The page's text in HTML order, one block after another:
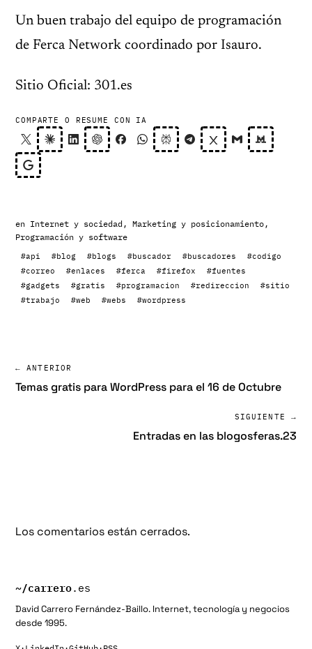
Un buen trabajo del equipo de programación
de Ferca Network coordinado por Isauro.
Sitio Oficial: 301.es
COMPARTE O RESUME CON IA
en Internet y sociedad , Marketing y posicionamiento,
Programación y software
#api #blog #blogs #buscador #buscadores
#codigo
#correo
#enlaces #ferca #firefox
#fuentes
#gadgets
#gratis #programacion #redireccion
#sitio
#trabajo
#web #webs #wordpress
← ANTERIOR
Temas gratis para WordPress para el 16 de Octubre
SIGUIENTE →
Entradas en las blogosferas.23
Los comentarios están cerrados.
~/carrero.es
David Carrero Fernández-Baillo. Internet, tecnología y negocios
desde 1995.